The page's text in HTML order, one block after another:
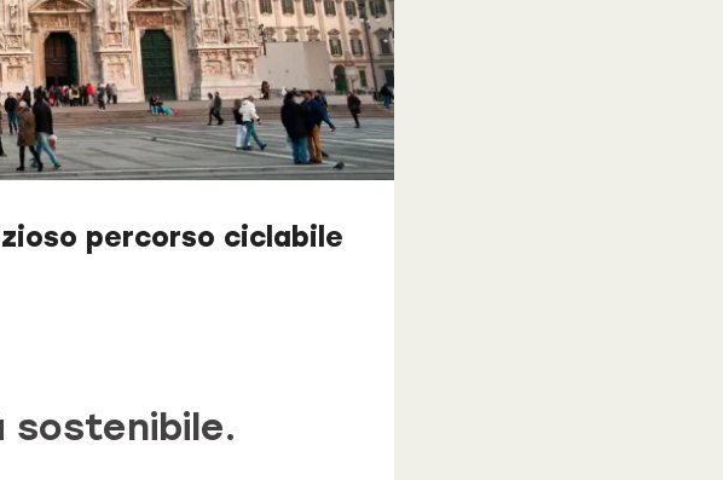
percorso ciclabile
sostenibile.